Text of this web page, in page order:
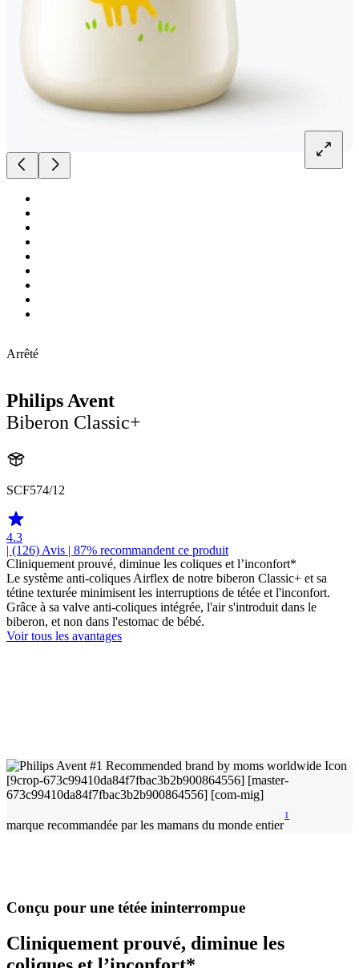
Arrêté
Philips Avent
Biberon Classic+
SCF574/12
4.3
| (126) Avis | 87% recommandent ce produit
Cliniquement prouvé, diminue les coliques et l’inconfort*
Le système anti-coliques Airflex de notre biberon Classic+ et sa
tétine texturée minimisent les interruptions de tétée et l'inconfort.
Grâce à sa valve anti-coliques intégrée, l'air s'introduit dans le
biberon, et non dans l'estomac de bébé.
Voir tous les avantages
marque recommandée par les mamans du monde entier
1
Conçu pour une tétée ininterrompue
Cliniquement prouvé, diminue les